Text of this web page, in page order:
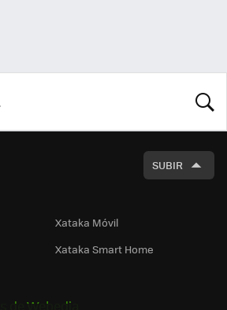
SUBIR
Xataka Móvil
Xataka Smart Home
Webedia